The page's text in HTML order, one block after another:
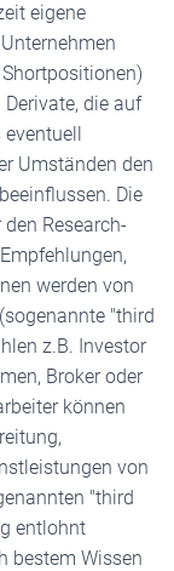
eigene
die auf
eventuell
Umständen den
Die
Research-
werden von
"third
z.B. Investor
Broker oder
können
von
"third
entlohnt
bestem Wissen